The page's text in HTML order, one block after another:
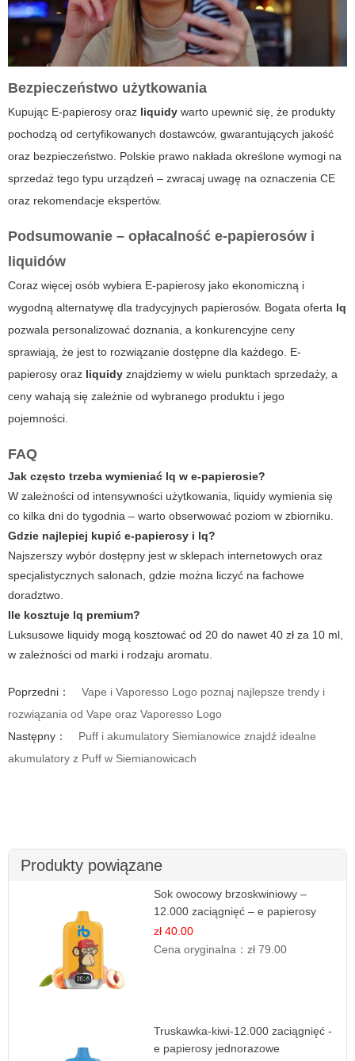
Bezpieczeństwo użytkowania
Kupując E-papierosy oraz liquidy warto upewnić się, że produkty
pochodzą od certyfikowanych dostawców, gwarantujących jakość
oraz bezpieczeństwo. Polskie prawo nakłada określone wymogi na
sprzedaż tego typu urządzeń – zwracaj uwagę na oznaczenia CE
oraz rekomendacje ekspertów.
Podsumowanie – opłacalność e-papierosów i
liquidów
Coraz więcej osób wybiera E-papierosy jako ekonomiczną i
wygodną alternatywę dla tradycyjnych papierosów. Bogata oferta lq
pozwala personalizować doznania, a konkurencyjne ceny
sprawiają, że jest to rozwiązanie dostępne dla każdego. E-
papierosy oraz liquidy znajdziemy w wielu punktach sprzedaży, a
ceny wahają się zależnie od wybranego produktu i jego
pojemności.
FAQ
Jak często trzeba wymieniać lq w e-papierosie?
W zależności od intensywności użytkowania, liquidy wymienia się
co kilka dni do tygodnia – warto obserwować poziom w zbiorniku.
Gdzie najlepiej kupić e-papierosy i lq?
Najszerszy wybór dostępny jest w sklepach internetowych oraz
specjalistycznych salonach, gdzie można liczyć na fachowe
doradztwo.
Ile kosztuje lq premium?
Luksusowe liquidy mogą kosztować od 20 do nawet 40 zł za 10 ml,
w zależności od marki i rodzaju aromatu.
Poprzedni：
Vape i Vaporesso Logo poznaj najlepsze trendy i
rozwiązania od Vape oraz Vaporesso Logo
Następny：
Puff i akumulatory Siemianowice znajdź idealne
akumulatory z Puff w Siemianowicach
Produkty powiązane
Sok owocowy brzoskwiniowy –
12.000 zaciągnięć – e papierosy
jednorazowe
zł 40.00
Cena oryginalna：zł 79.00
Truskawka-kiwi-12.000 zaciągnięć -
e papierosy jednorazowe